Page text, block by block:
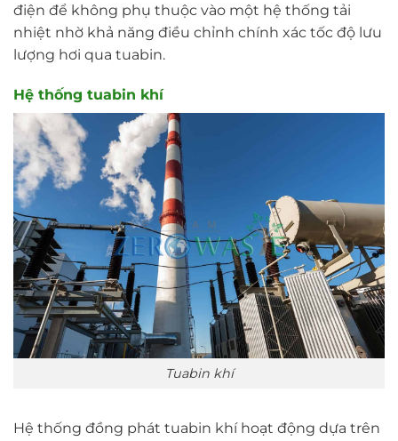
điện để không phụ thuộc vào một hệ thống tải
nhiệt nhờ khả năng điều chỉnh chính xác tốc độ lưu
lượng hơi qua tuabin.
Hệ thống tuabin khí
Tuabin khí
Hệ thống đồng phát tuabin khí hoạt động dựa trên